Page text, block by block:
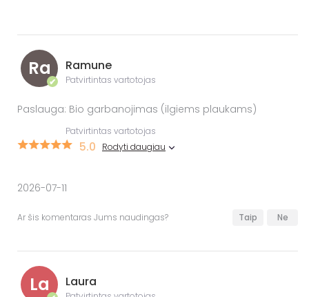
Ra
✔
Ramune
Patvirtintas vartotojas
Paslauga: Bio garbanojimas (ilgiems plaukams)
Patvirtintas vartotojas
5.0 Rodyti daugiau
2026-07-11
Ar šis komentaras Jums naudingas? Taip Ne
La Laura